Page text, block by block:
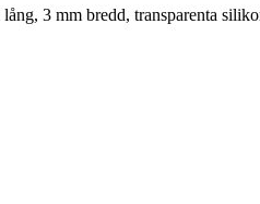
3 mm bredd, transparenta